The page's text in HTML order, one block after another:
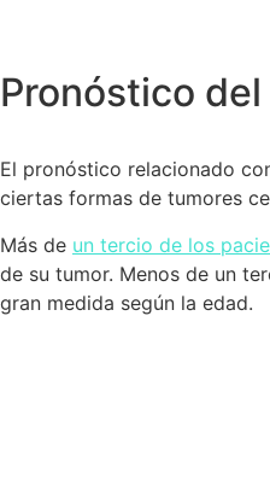
Pronóstico
El pronóstico relacionado
ciertas formas de tumores
Más de un tercio de los
de su tumor. Menos de un
gran medida según la edad.